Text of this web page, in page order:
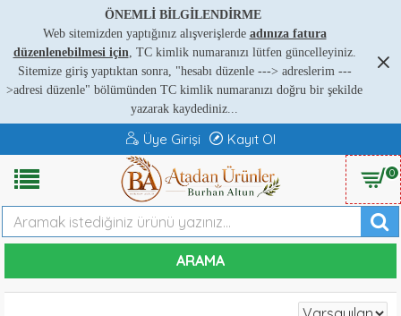
ÖNEMLİ BİLGİLENDİRME
Web sitemizden yaptığınız alışverişlerde adınıza fatura
düzenlenebilmesi için, TC kimlik numaranızı lütfen güncelleyiniz.
Sitemize giriş yaptıktan sonra, "hesabı düzenle ---> adreslerim ---
>adresi düzenle" bölümünden TC kimlik numaranızı doğru bir şekilde
yazarak kaydediniz...
Üye Girişi Kayıt Ol
0
ARAMA